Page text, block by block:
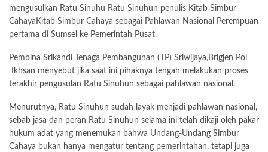
mengusulkan Ratu Sinuhu Ratu Sinuhun penulis Kitab Simbur
CahayaKitab Simbur Cahaya sebagai Pahlawan Nasional Perempuan
pertama di Sumsel ke Pemerintah Pusat.
Pembina Srikandi Tenaga Pembangunan (TP) Sriwijaya,Brigjen Pol
Ikhsan menyebut jika saat ini pihaknya tengah melakukan proses
terakhir pengusulan Ratu Sinuhun sebagai pahlawan nasional.
Menurutnya, Ratu Sinuhun sudah layak menjadi pahlawan nasional,
sebab jasa dan peran Ratu Sinuhun selama ini telah dikaji oleh pakar
hukum adat yang menemukan bahwa Undang-Undang Simbur
Cahaya bukan hanya mengatur tentang pemerintahan, tetapi juga